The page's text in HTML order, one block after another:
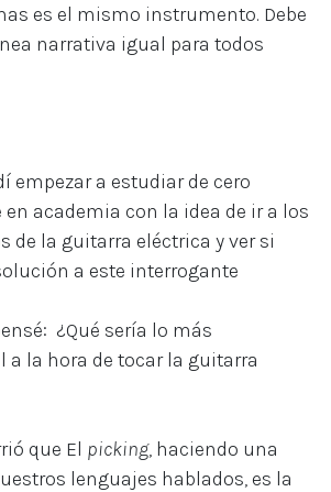
es el mismo instrumento. Debe
narrativa igual para todos
empezar a estudiar de cero
academia con la idea de ir a los
de la guitarra eléctrica y ver si
a este interrogante
¿Qué sería lo más
la hora de tocar la guitarra
que El picking, haciendo una
lenguajes hablados, es la